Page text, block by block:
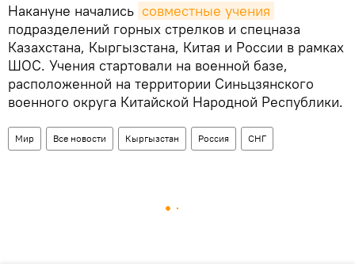
Накануне начались совместные учения
подразделений горных стрелков и спецназа
Казахстана, Кыргызстана, Китая и России в рамках
ШОС. Учения стартовали на военной базе,
расположенной на территории Синьцзянского
военного округа Китайской Народной Республики.
Мир Все новости Кыргызстан Россия СНГ